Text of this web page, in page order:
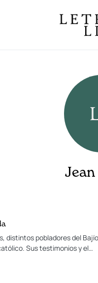
distintos pobladores del
Sus testimonios y el…